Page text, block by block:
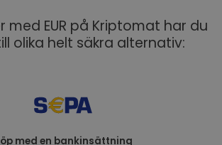
med EUR på Kriptomat har du
olika helt säkra alternativ:
med en bankinsättning